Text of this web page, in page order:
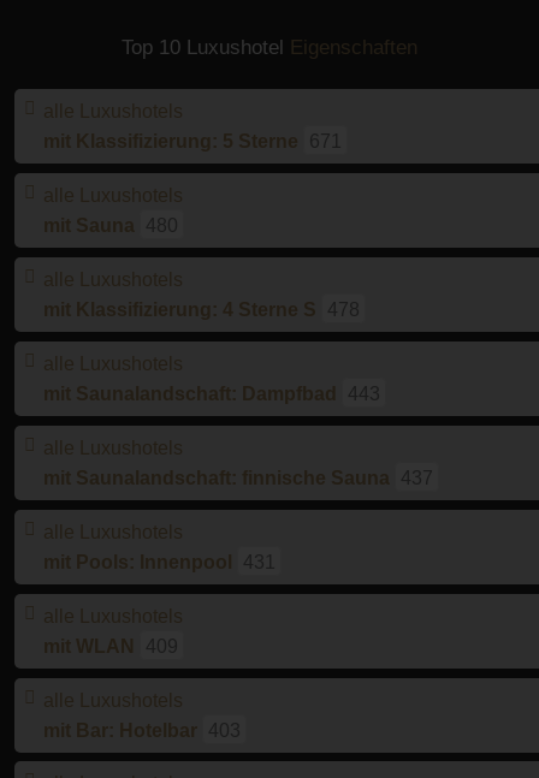
Top 10 Luxushotel Eigenschaften
alle Luxushotels
mit Klassifizierung: 5 Sterne
671
alle Luxushotels
mit Sauna
480
alle Luxushotels
mit Klassifizierung: 4 Sterne S
478
alle Luxushotels
mit Saunalandschaft: Dampfbad
443
alle Luxushotels
mit Saunalandschaft: finnische Sauna
437
alle Luxushotels
mit Pools: Innenpool
431
alle Luxushotels
mit WLAN
409
alle Luxushotels
mit Bar: Hotelbar 403